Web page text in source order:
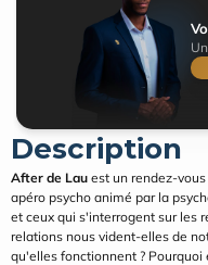
Description
After de Lau est un rendez-
apéro psycho animé par la
et ceux qui s'interrogent sur les
relations nous vident-elles de
qu'elles fonctionnent ?